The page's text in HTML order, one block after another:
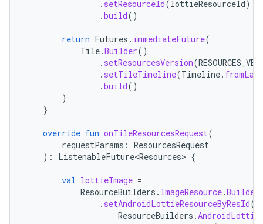
. setResourceId(lottieResourceId)
.build()
return Futures . immediateFuture(
Tile.Builder()
. setResourcesVersion(
. setTileTimeline(Timeline.
.build()
)
}
override fun onTileResourcesRequest(
requestParams : ResourcesRequest
):
ListenableFuture<Resources> {
val lottieImage =
ResourceBuilders . ImageResource.Builder
. setAndroidLottieResourceByResId(
ResourceBuilders .